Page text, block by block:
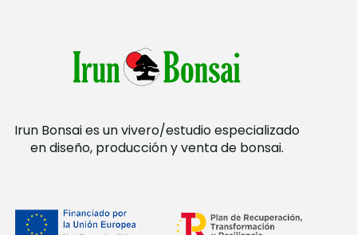
Irun Bonsai es un vivero/estudio especializado
en diseño, producción y venta de bonsai.